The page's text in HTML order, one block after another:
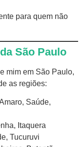
para quem não
São Paulo
mim em São Paulo,
as regiões:
Saúde,
Itaquera
Tucuruvi